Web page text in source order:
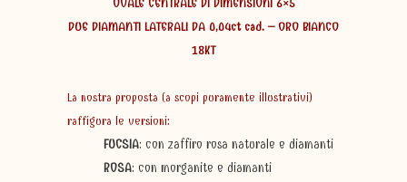
OVALE CENTRALE DI DIMENSIONI 6×5
DUE DIAMANTI LATERALI DA 0,04ct cad. – ORO BIANCO
18KT
La nostra proposta (a scopi puramente illustrativi)
raffigura le versioni:
FUCSIA: con zaffiro rosa naturale e diamanti
ROSA: con morganite e diamanti